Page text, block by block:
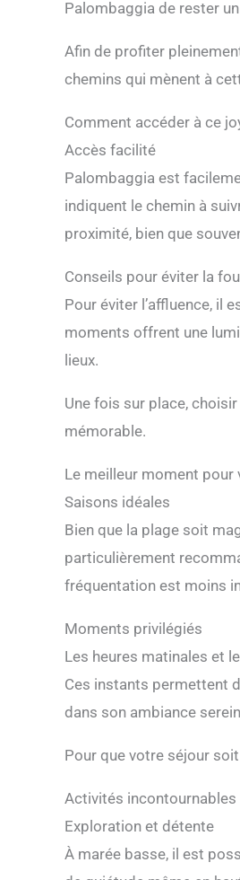
Palombaggia de rester
Afin de profiter
chemins qui mènent à
Comment accéder à ce
Accès facilité
Palombaggia est
indiquent le chemin à
proximité, bien que
Conseils pour éviter la
Pour éviter l’affluence, il
moments offrent une
lieux.
Une fois sur place,
mémorable.
Le meilleur moment
Saisons idéales
Bien que la plage soit
particulièrement
fréquentation est moins
Moments privilégiés
Les heures matinales et
Ces instants permettent
dans son ambiance
Pour que votre séjour
Activités incontournables
Exploration et détente
À marée basse, il est